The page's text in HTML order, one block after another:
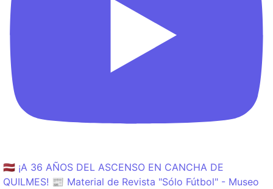
🇱🇻 ¡A 36 AÑOS DEL ASCENSO EN CANCHA DE
QUILMES! 📰 Material de Revista "Sólo Fútbol" - Museo